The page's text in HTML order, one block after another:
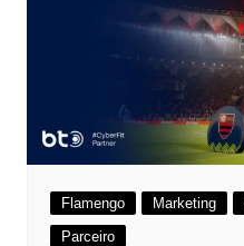
Flamengo Marketing
Parceiro